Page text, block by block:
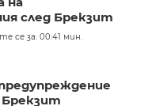
след Брекзит
се за: 00:41 мин.
Брекзит